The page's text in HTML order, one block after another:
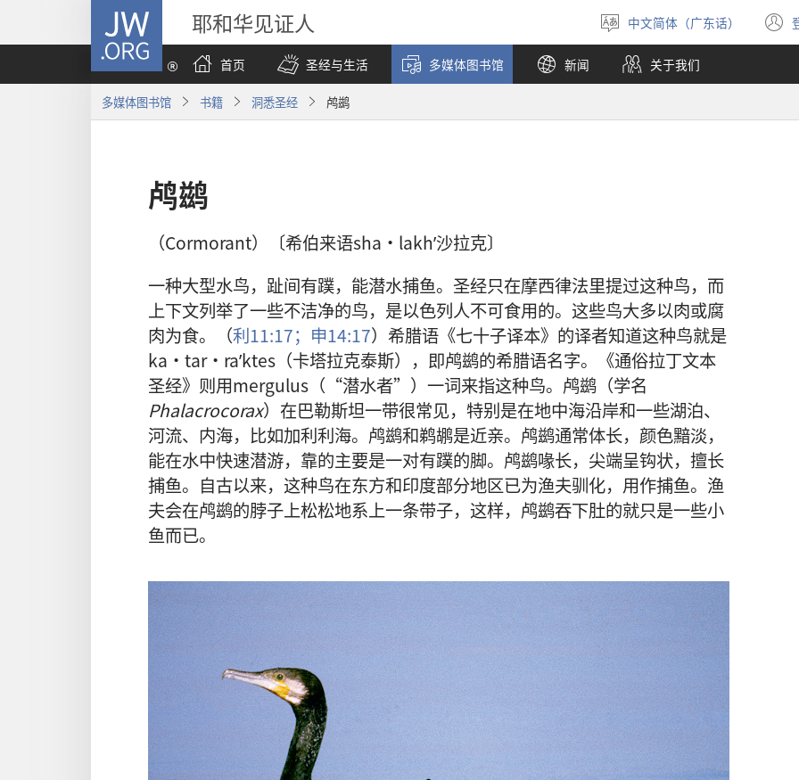
JW.ORG 耶和华见证人
选
择
语
言
中文简体（广东话）
首页 圣经与生活 多媒体图书馆 新闻 关于我们
多媒体图书馆 书籍 洞悉圣经 鸬鹚
鸬鹚
（Cormorant）〔希伯来语sha·lakhʹ沙拉克〕
一种大型水鸟，趾间有蹼，能潜水捕鱼。圣经只在摩西律法里提过这种鸟，而
上下文列举了一些不洁净的鸟，是以色列人不可食用的。这些鸟大多以肉或腐
肉为食。（利11:17； 申14:17）希腊语《七十子译本》的译者知道这种鸟就是
ka·tar·raʹktes（卡塔拉克泰斯），即鸬鹚的希腊语名字。《通俗拉丁文本
圣经》则用mergulus（“潜水者”）一词来指这种鸟。鸬鹚（学名
Phalacrocorax）在巴勒斯坦一带很常见，特别是在地中海沿岸和一些湖泊、
河流、内海，比如加利利海。鸬鹚和鹈鹕是近亲。鸬鹚通常体长，颜色黯淡，
能在水中快速潜游，靠的主要是一对有蹼的脚。鸬鹚喙长，尖端呈钩状，擅长
捕鱼。自古以来，这种鸟在东方和印度部分地区已为渔夫驯化，用作捕鱼。渔
夫会在鸬鹚的脖子上松松地系上一条带子，这样，鸬鹚吞下肚的就只是一些小
鱼而已。